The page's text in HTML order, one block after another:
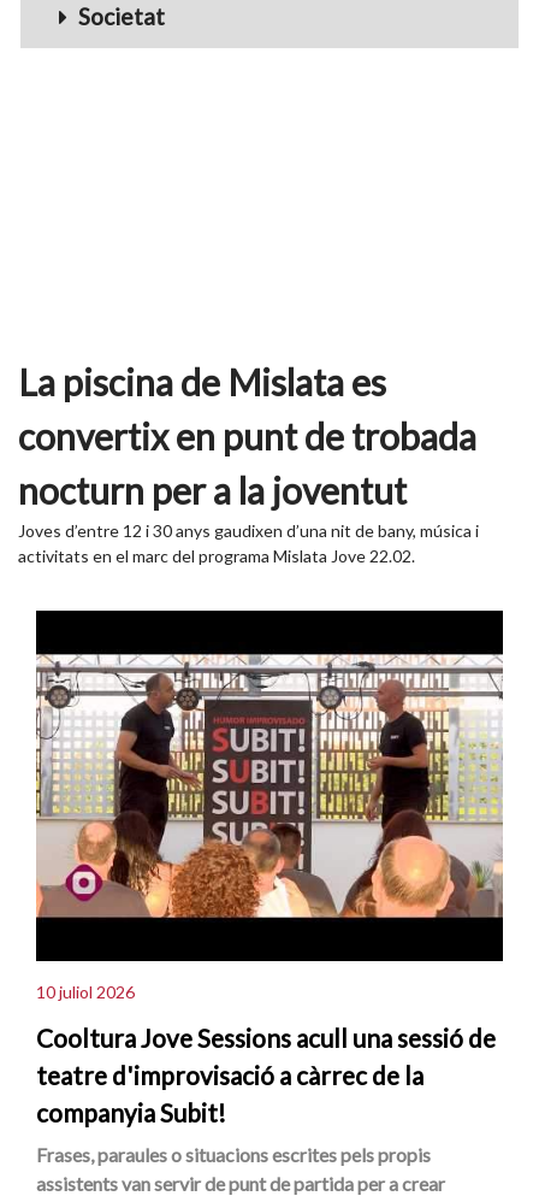
Societat
La piscina de Mislata es
convertix en punt de trobada
nocturn per a la joventut
Joves d’entre 12 i 30 anys gaudixen d’una nit de bany, música i
activitats en el marc del programa Mislata Jove 22.02.
10 juliol 2026
Cooltura Jove Sessions acull una sessió de
teatre d'improvisació a càrrec de la
companyia Subit!
Frases, paraules o situacions escrites pels propis
assistents van servir de punt de partida per a crear